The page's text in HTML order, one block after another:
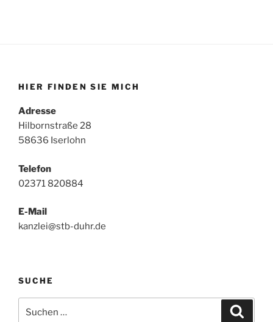
HIER FINDEN SIE MICH
Adresse
Hilbornstraße 28
58636 Iserlohn
Telefon
02371 820884
E-Mail
kanzlei@stb-duhr.de
SUCHE
nach: